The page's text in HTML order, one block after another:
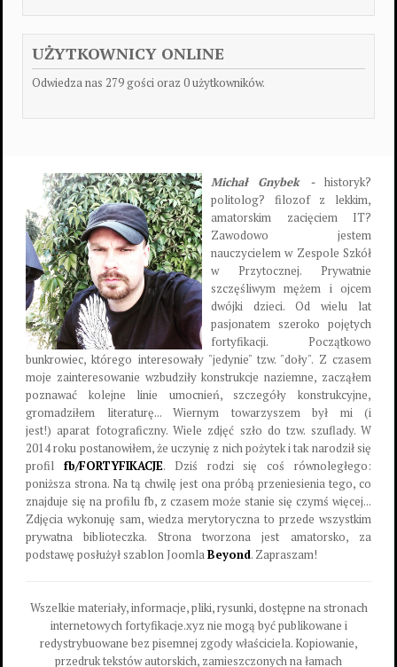
UŻYTKOWNICY ONLINE
Odwiedza nas 279 gości oraz 0 użytkowników.
Michał Gnybek - historyk?
politolog? filozof z lekkim,
amatorskim zacięciem IT?
Zawodowo jestem
nauczycielem w Zespole Szkół
w Przytocznej. Prywatnie
szczęśliwym mężem i ojcem
dwójki dzieci. Od wielu lat
pasjonatem szeroko pojętych
fortyfikacji. Początkowo
bunkrowiec, którego interesowały "jedynie" tzw. "doły". Z czasem
moje zainteresowanie wzbudziły konstrukcje naziemne, zacząłem
poznawać kolejne linie umocnień, szczegóły konstrukcyjne,
gromadziłem literaturę... Wiernym towarzyszem był mi (i
jest!) aparat fotograficzny. Wiele zdjęć szło do tzw. szuflady. W
2014 roku postanowiłem, że uczynię z nich pożytek i tak narodził się
profil fb/FORTYFIKACJE. Dziś rodzi się coś równoległego:
poniższa strona. Na tą chwilę jest ona próbą przeniesienia tego, co
znajduje się na profilu fb, z czasem może stanie się czymś więcej...
Zdjęcia wykonuję sam, wiedza merytoryczna to przede wszystkim
prywatna biblioteczka. Strona tworzona jest amatorsko, za
podstawę posłużył szablon JoomlaBeyond. Zapraszam!
Wszelkie materiały, informacje, pliki, rysunki, dostępne na stronach
internetowych fortyfikacje.xyz nie mogą być publikowane i
redystrybuowane bez pisemnej zgody właściciela. Kopiowanie,
przedruk tekstów autorskich, zamieszczonych na łamach